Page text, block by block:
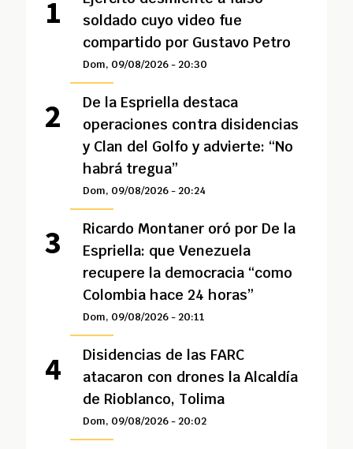
soldado cuyo video fue
compartido por Gustavo Petro
Dom, 09/08/2026 - 20:30
De la Espriella destaca
operaciones contra disidencias
y Clan del Golfo y advierte: “No
habrá tregua”
Dom, 09/08/2026 - 20:24
Ricardo Montaner oró por De la
Espriella: que Venezuela
recupere la democracia “como
Colombia hace 24 horas”
Dom, 09/08/2026 - 20:11
Disidencias de las FARC
atacaron con drones la Alcaldía
de Rioblanco, Tolima
Dom, 09/08/2026 - 20:02